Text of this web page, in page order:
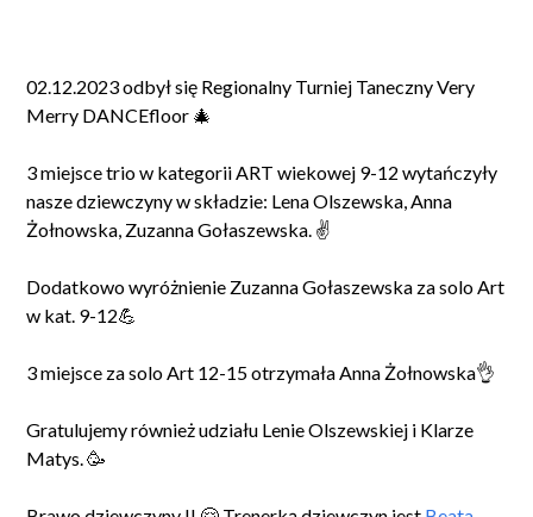
02.12.2023 odbył się Regionalny Turniej Taneczny Very
Merry DANCEfloor 🎄
3 miejsce trio w kategorii ART wiekowej 9-12 wytańczyły
nasze dziewczyny w składzie: Lena Olszewska, Anna
Żołnowska, Zuzanna Gołaszewska. ✌️
Dodatkowo wyróżnienie Zuzanna Gołaszewska za solo Art
w kat. 9-12💪
3 miejsce za solo Art 12-15 otrzymała Anna Żołnowska👌
Gratulujemy również udziału Lenie Olszewskiej i Klarze
Matys. 🥳